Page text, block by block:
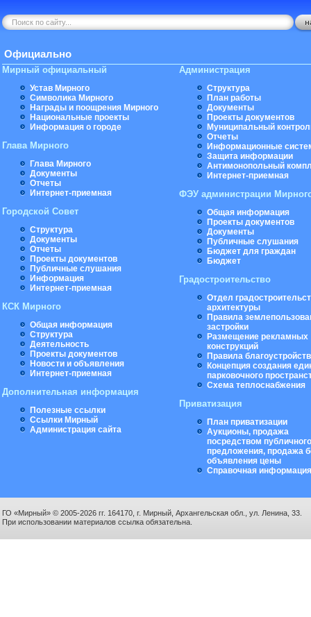
Официально
Мирный официальный
Устав Мирного
Символика Мирного
Награды и поощрения Мирного
Национальные проекты
Информация о городе
Глава Мирного
Глава Мирного
Документы
Отчеты
Интернет-приемная
Городской Совет
Структура
Документы
Отчеты
Проекты документов
Публичные слушания
Информация
Интернет-приемная
КСК Мирного
Общая информация
Структура
Деятельность
Проекты документов
Новости и объявления
Интернет-приемная
Дополнительная информация
Полезные ссылки
Ссылки Мирный
Администрация сайта
Администрация
Структура
План работы
Документы
Проекты документов
Муниципальный
Отчеты
Информационные
Защита информации
Антимонопольный
Интернет-приемная
ФЭУ администрации
Общая информация
Проекты документов
Документы
Публичные слушания
Бюджет для граждан
Бюджет
Градостроительство
Отдел
архитектуры
Правила
застройки
Размещение рекламных
конструкций
Правила
Концепция создания
парковочного
Схема теплоснабжения
Приватизация
План приватизации
Аукционы, продажа
посредством публичного
предложения, продажа
объявления цены
Справочная информация
ГО «Мирный» © 2005-2026 гг. 164170, г. Мирный, Архангельская обл., ул. Ленина, 33.
При использовании материалов ссылка обязательна.